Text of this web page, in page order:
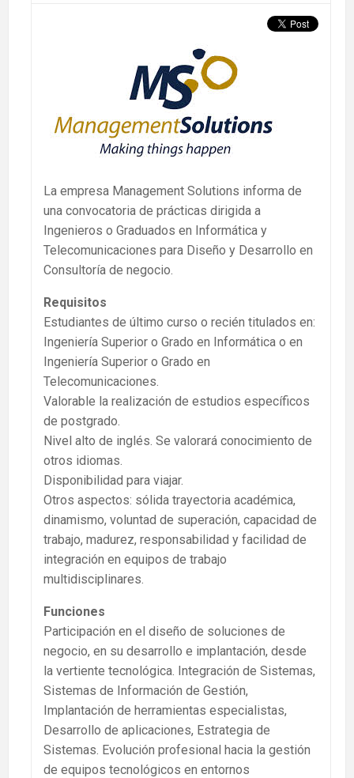
La empresa Management Solutions informa de
una convocatoria de prácticas dirigida a
Ingenieros o Graduados en Informática y
Telecomunicaciones para Diseño y Desarrollo en
Consultoría de negocio.
Requisitos
Estudiantes de último curso o recién titulados en:
Ingeniería Superior o Grado en Informática o en
Ingeniería Superior o Grado en
Telecomunicaciones.
Valorable la realización de estudios específicos
de postgrado.
Nivel alto de inglés. Se valorará conocimiento de
otros idiomas.
Disponibilidad para viajar.
Otros aspectos: sólida trayectoria académica,
dinamismo, voluntad de superación, capacidad de
trabajo, madurez, responsabilidad y facilidad de
integración en equipos de trabajo
multidisciplinares.
Funciones
Participación en el diseño de soluciones de
negocio, en su desarrollo e implantación, desde
la vertiente tecnológica. Integración de Sistemas,
Sistemas de Información de Gestión,
Implantación de herramientas especialistas,
Desarrollo de aplicaciones, Estrategia de
Sistemas. Evolución profesional hacia la gestión
de equipos tecnológicos en entornos